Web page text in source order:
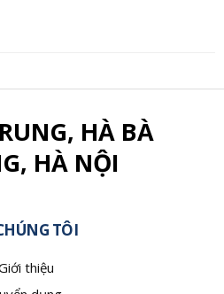
HÀ BÀ
HÀ NỘI
TÔI
thiệu